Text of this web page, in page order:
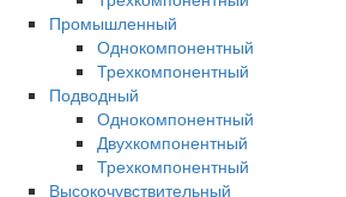
Промышленный
Однокомпонентный
Трехкомпонентный
Подводный
Однокомпонентный
Двухкомпонентный
Трехкомпонентный
Высокочувствительный